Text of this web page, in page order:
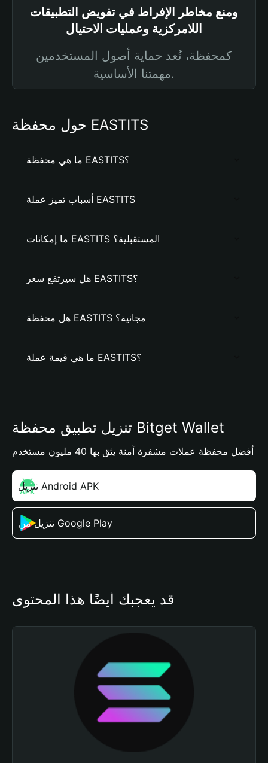
ومنع مخاطر الإفراط في تفويض التطبيقات
اللامركزية وعمليات الاحتيال
كمحفظة، تُعد حماية أصول المستخدمين
مهمتنا الأساسية.
حول محفظة EASTITS
ما هي محفظة EASTITS؟
أسباب تميز عملة EASTITS
ما إمكانات EASTITS المستقبلية؟
هل سيرتفع سعر EASTITS؟
هل محفظة EASTITS مجانية؟
ما هي قيمة عملة EASTITS؟
تنزيل تطبيق محفظة Bitget Wallet
أفضل محفظة عملات مشفرة آمنة يثق بها 40 مليون مستخدم
تنزيل Android APK
تنزيل من Google Play
قد يعجبك أيضًا هذا المحتوى